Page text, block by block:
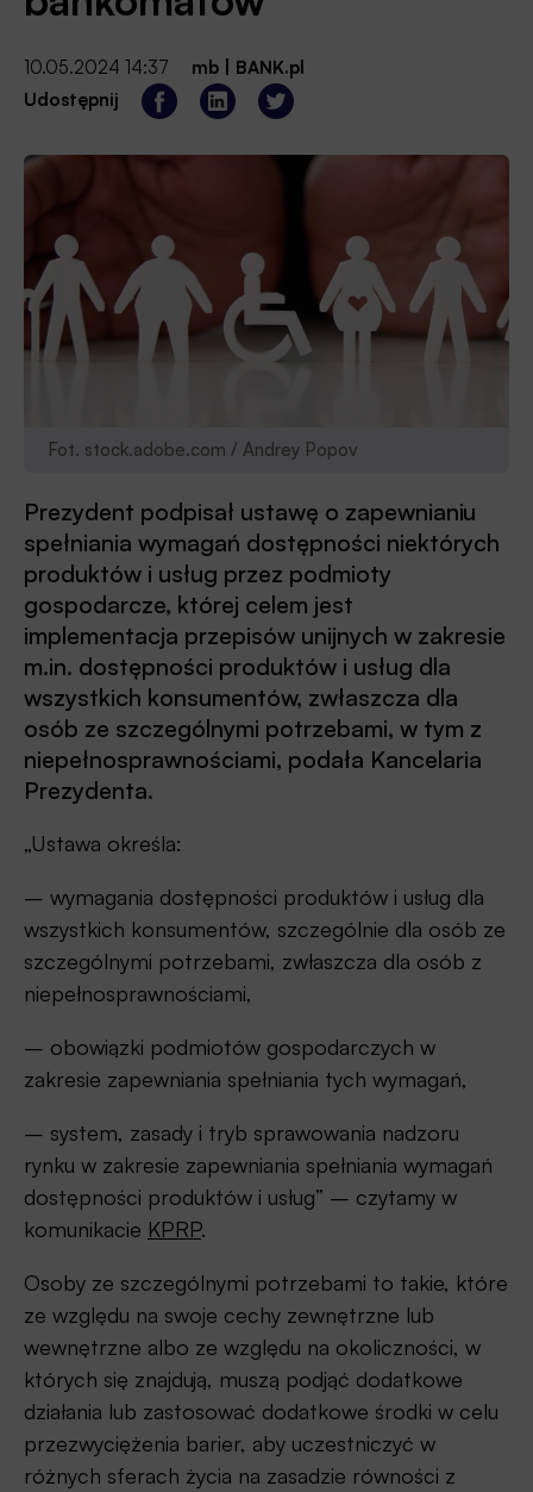
10.05.2024 14:37 mb
BANK.pl
Udostępnij
Fot. stock.adobe.com / Andrey Popov
Prezydent podpisał ustawę o zapewnianiu
spełniania wymagań dostępności niektórych
produktów i usług przez podmioty
gospodarcze, której celem jest
implementacja przepisów unijnych w zakresie
m.in. dostępności produktów i usług dla
wszystkich konsumentów, zwłaszcza dla
osób ze szczególnymi potrzebami, w tym z
niepełnosprawnościami, podała Kancelaria
Prezydenta.
„Ustawa określa:
– wymagania dostępności produktów i usług dla
wszystkich konsumentów, szczególnie dla osób ze
szczególnymi potrzebami, zwłaszcza dla osób z
niepełnosprawnościami,
– obowiązki podmiotów gospodarczych w
zakresie zapewniania spełniania tych wymagań,
– system, zasady i tryb sprawowania nadzoru
rynku w zakresie zapewniania spełniania wymagań
dostępności produktów i usług” – czytamy w
komunikacie KPRP.
Osoby ze szczególnymi potrzebami to takie, które
ze względu na swoje cechy zewnętrzne lub
wewnętrzne albo ze względu na okoliczności, w
których się znajdują, muszą podjąć dodatkowe
działania lub zastosować dodatkowe środki w celu
przezwyciężenia barier, aby uczestniczyć w
różnych sferach życia na zasadzie równości z